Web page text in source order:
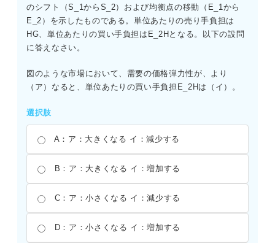
のシフト（S_1からS_2）および均衡点の移動（E_1から
E_2）を示したものである。単位あたりの売り手負担は
HG、単位あたりの買い手負担はE_2Hとなる。以下の設問
に答えなさい。
図のような市場において、需要の価格弾力性が、より
（ア）なると、単位あたりの買い手負担E_2Hは（イ）。
選択肢
A：ア：大きくなる イ：減少する
B：ア：大きくなる イ：増加する
C：ア：小さくなる イ：減少する
D：ア：小さくなる イ：増加する